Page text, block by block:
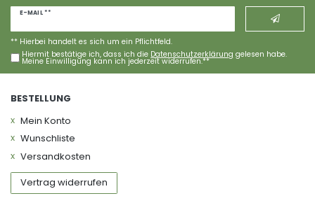
E-MAIL **
Newsletter
Hiermit bestätige ich, dass ich die Daten­schutz­erklärung gelesen habe.
Meine Einwilligung kann ich jederzeit widerrufen.**
** Hierbei handelt es sich um ein Pflichtfeld.
BESTELLUNG
Mein Konto
Wunschliste
Versandkosten
Vertrag widerrufen